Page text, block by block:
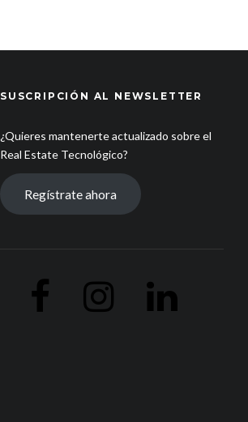
SUSCRIPCIÓN AL NEWSLETTER
¿Quieres mantenerte actualizado sobre el
Real Estate Tecnológico?
Regístrate ahora